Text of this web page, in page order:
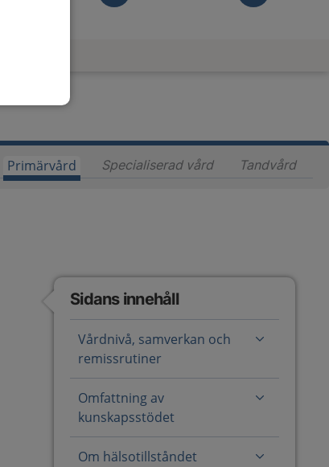
Primärvård Specialiserad vårdInnehåll för
Tandvård
Sidans innehåll
Vårdnivå, samverkan och
remissrutiner
Omfattning av
kunskapsstödet
Om hälsotillståndet